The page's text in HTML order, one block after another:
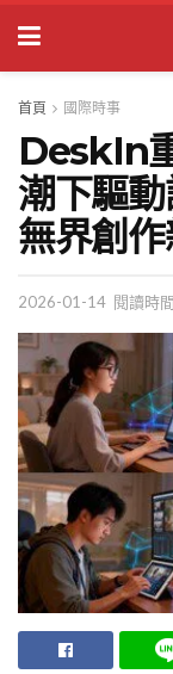
首頁 國際時事
DeskIn
潮下驅
無界創
2026-01-14 閱讀時